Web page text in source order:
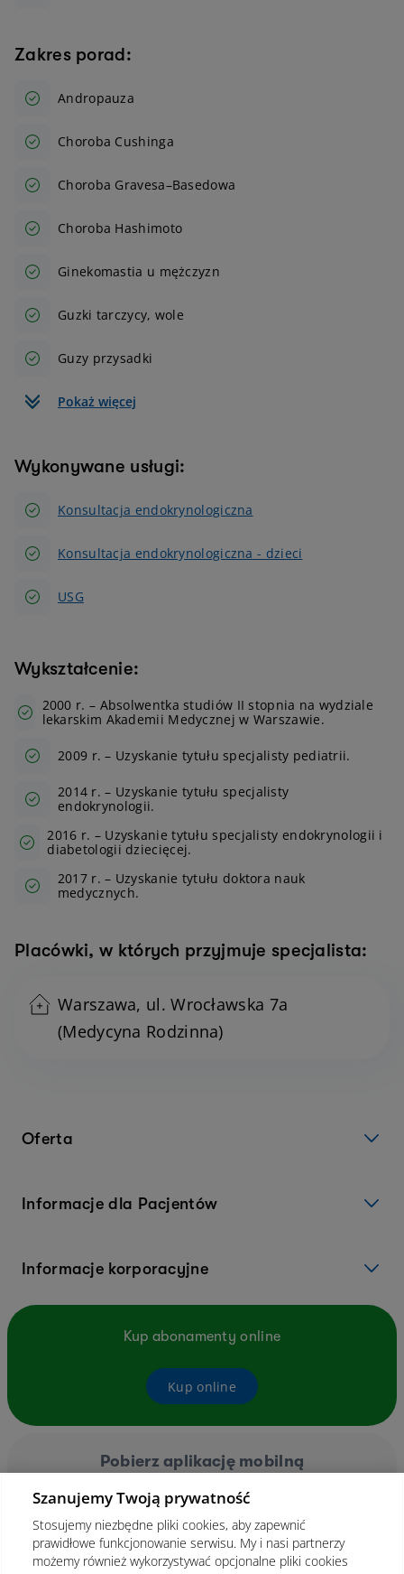
Zakres porad:
Andropauza
Choroba Cushinga
Choroba Gravesa–Basedowa
Choroba Hashimoto
Ginekomastia u mężczyzn
Guzki tarczycy, wole
Guzy przysadki
Pokaż więcej
Wykonywane usługi:
Konsultacja endokrynologiczna
Konsultacja endokrynologiczna - dzieci
USG
Wykształcenie:
2000 r. – Absolwentka studiów II stopnia na wydziale
lekarskim Akademii Medycznej w Warszawie.
2009 r. – Uzyskanie tytułu specjalisty pediatrii.
2014 r. – Uzyskanie tytułu specjalisty
endokrynologii.
2016 r. – Uzyskanie tytułu specjalisty endokrynologii i
diabetologii dziecięcej.
2017 r. – Uzyskanie tytułu doktora nauk
medycznych.
Placówki, w których przyjmuje specjalista:
Warszawa, ul. Wrocławska 7a
(Medycyna Rodzinna)
Oferta
Informacje dla Pacjentów
Informacje korporacyjne
Kup abonamenty online
Kup online
Pobierz aplikację mobilną
Szanujemy Twoją prywatność
Stosujemy niezbędne pliki cookies, aby zapewnić
prawidłowe funkcjonowanie serwisu. My i nasi partnerzy
możemy również wykorzystywać opcjonalne pliki cookies